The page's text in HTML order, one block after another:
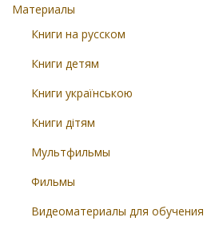
Материалы
Книги на русском
Книги детям
Книги українською
Книги дітям
Мультфильмы
Фильмы
Видеоматериалы для обучения